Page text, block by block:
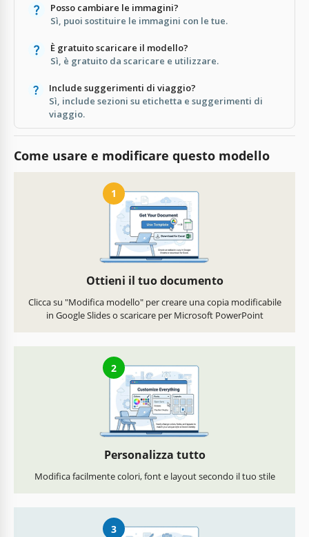
Posso cambiare le immagini?
Sì, puoi sostituire le immagini con le tue.
È gratuito scaricare il modello?
Sì, è gratuito da scaricare e utilizzare.
Include suggerimenti di viaggio?
Sì, include sezioni su etichetta e suggerimenti di
viaggio.
Come usare e modificare questo modello
1
Ottieni il tuo documento
Clicca su "Modifica modello" per creare una copia modificabile
in Google Slides o scaricare per Microsoft PowerPoint
2
Personalizza tutto
Modifica facilmente colori, font e layout secondo il tuo stile
3